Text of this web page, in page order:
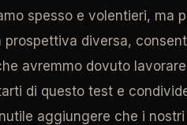
spesso e volentieri, ma
diversa,
avremmo dovuto
di questo test e
aggiungere che i